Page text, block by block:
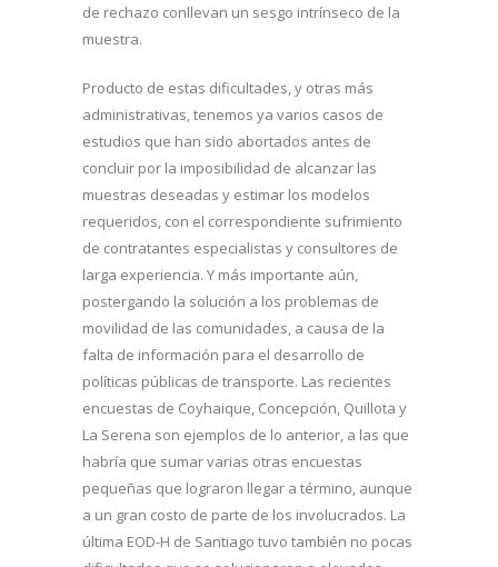
de rechazo conllevan un sesgo intrínseco de la
muestra.
Producto de estas dificultades, y otras más
administrativas, tenemos ya varios casos de
estudios que han sido abortados antes de
concluir por la imposibilidad de alcanzar las
muestras deseadas y estimar los modelos
requeridos, con el correspondiente sufrimiento
de contratantes especialistas y consultores de
larga experiencia. Y más importante aún,
postergando la solución a los problemas de
movilidad de las comunidades, a causa de la
falta de información para el desarrollo de
políticas públicas de transporte. Las recientes
encuestas de Coyhaique, Concepción, Quillota y
La Serena son ejemplos de lo anterior, a las que
habría que sumar varias otras encuestas
pequeñas que lograron llegar a término, aunque
a un gran costo de parte de los involucrados. La
última EOD-H de Santiago tuvo también no pocas